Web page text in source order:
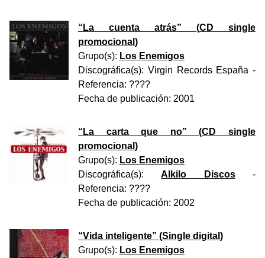
“ La cuenta atrás” (CD single
promocional )
Grupo(s): Los Enemigos
Discográfica(s): Virgin Records España -
Referencia: ????
Fecha de publicación: 2001
“ La carta que no” (CD single
promocional )
Grupo(s): Los Enemigos
Discográfica(s):Alkilo Discos-
Referencia: ????
Fecha de publicación: 2002
“Vida inteligente” (Single digital )
Grupo(s): Los Enemigos